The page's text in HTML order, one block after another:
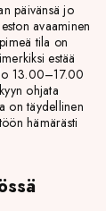
päivänsä jo
avaaminen
tila on
estää
13.00–17.00
ohjata
on täydellinen
hämärästi